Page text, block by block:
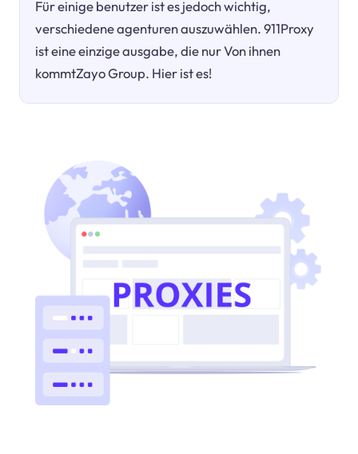
Für einige benutzer ist es jedoch wichtig,
verschiedene agenturen auszuwählen. 911Proxy
ist eine einzige ausgabe, die nur Von ihnen
kommtZayo Group. Hier ist es!